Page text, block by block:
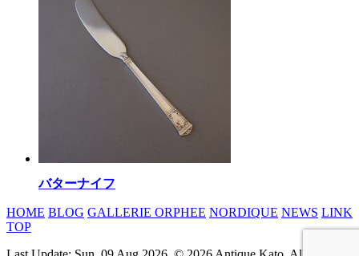
バターナイフ
HOME BLOG GALLERIE ORPHEE NORDIQUE NEWS LINK
TOP